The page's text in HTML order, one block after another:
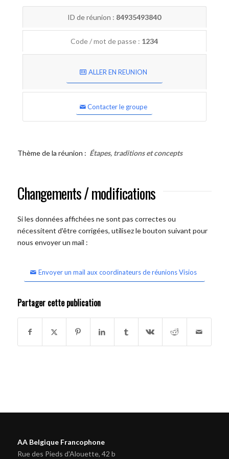
ID de réunion : 84935493840
Code / mot de passe : 1234
ALLER EN REUNION
Contacter le groupe
Thème de la réunion : Étapes, traditions et concepts
Changements / modifications
Si les données affichées ne sont pas correctes ou
nécessitent d'être corrigées, utilisez le bouton suivant pour
nous envoyer un mail :
Envoyer un mail aux coordinateurs de réunions Visios
Partager cette publication
AA Belgique Francophone
Rue des Pieds d'Alouette, 42 b